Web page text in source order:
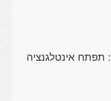
תפתח אינטלגנציה